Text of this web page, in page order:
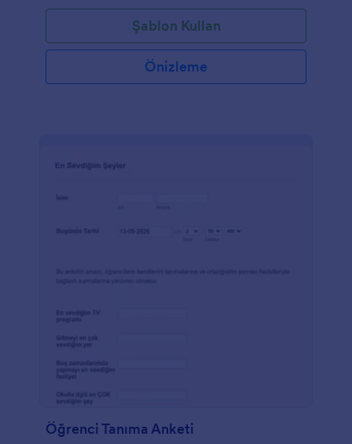
Şablon Kullan
Önizleme
Öğrenci Tanıma Anketi